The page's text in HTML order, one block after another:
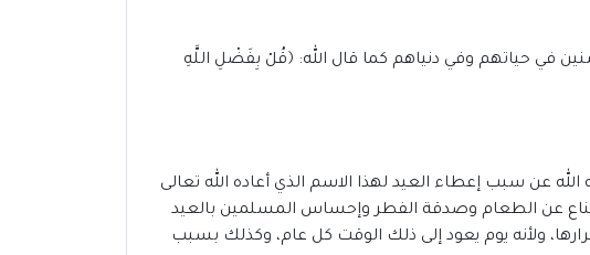
في حياتهم وفي دنياهم كما قال الله: ﴿قُلْ بِفَضْلِ اللَّهِ
عن سبب إعطاء العيد لهذا الاسم الذي أعاده الله تعالى
عن الطعام وصدقة الفطر وإحساس المسلمين بالعيد
ولأنه يوم يعود إلى ذلك الوقت كل عام، وكذلك بسبب